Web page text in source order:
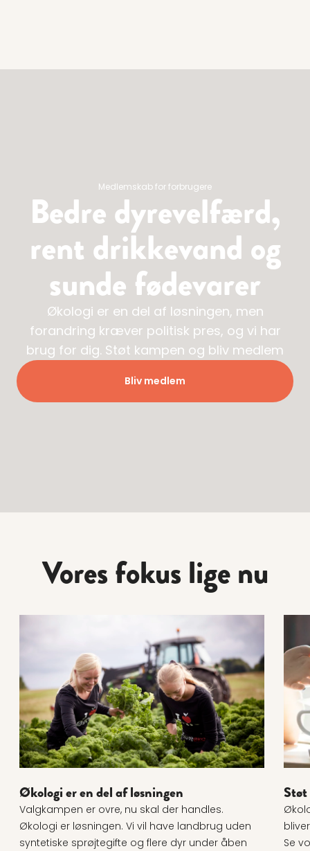
Medlemskab for forbrugere
Bedre dyrevelfærd,
rent drikkevand og
sunde fødevarer
Økologi er en del af løsningen, men
forandring kræver politisk pres, og vi har
brug for dig. Støt kampen og bliv medlem
Bliv medlem
Vores fokus lige nu
Økologi er en del af løsningen
Valgkampen er ovre, nu skal der handles.
Økologi er løsningen. Vi vil have landbrug uden
syntetiske sprøjtegifte og flere dyr under åben
Se